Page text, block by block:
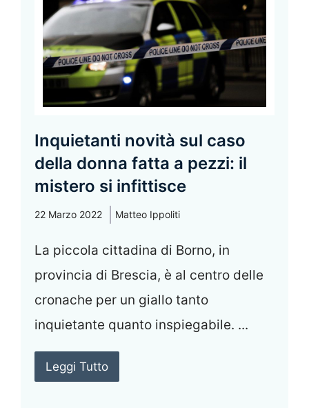
Inquietanti novità sul caso
della donna fatta a pezzi: il
mistero si infittisce
22 Marzo 2022 Matteo Ippoliti
La piccola cittadina di Borno, in
provincia di Brescia, è al centro delle
cronache per un giallo tanto
inquietante quanto inspiegabile. ...
Leggi Tutto